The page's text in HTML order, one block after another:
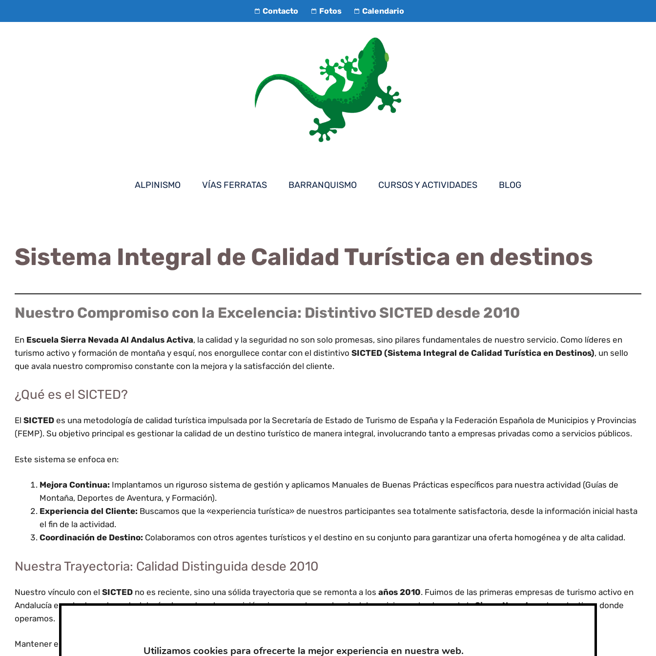
Contacto Fotos Calendario
ALPINISMO VÍAS FERRATAS BARRANQUISMO CURSOS Y ACTIVIDADES BLOG
Sistema Integral de Calidad Turística en destinos
Nuestro Compromiso con la Excelencia: Distintivo SICTED desde 2010
En Escuela Sierra Nevada Al Andalus Activa, la calidad y la seguridad no son solo promesas, sino pilares fundamentales de nuestro servicio. Como líderes en
turismo activo y formación de montaña y esquí, nos enorgullece contar con el distintivo SICTED (Sistema Integral de Calidad Turística en Destinos), un sello
que avala nuestro compromiso constante con la mejora y la satisfacción del cliente.
¿Qué es el SICTED?
El SICTED es una metodología de calidad turística impulsada por la Secretaría de Estado de Turismo de España y la Federación Española de Municipios y Provincias
(FEMP). Su objetivo principal es gestionar la calidad de un destino turístico de manera integral, involucrando tanto a empresas privadas como a servicios públicos.
Este sistema se enfoca en:
Mejora Continua: Implantamos un riguroso sistema de gestión y aplicamos Manuales de Buenas Prácticas específicos para nuestra actividad (Guías de
Montaña, Deportes de Aventura, y Formación).
Experiencia del Cliente: Buscamos que la «experiencia turística» de nuestros participantes sea totalmente satisfactoria, desde la información inicial hasta
el fin de la actividad.
Coordinación de Destino: Colaboramos con otros agentes turísticos y el destino en su conjunto para garantizar una oferta homogénea y de alta calidad.
Nuestra Trayectoria: Calidad Distinguida desde 2010
Nuestro vínculo con el SICTED no es reciente, sino una sólida trayectoria que se remonta a los años 2010. Fuimos de las primeras empresas de turismo activo en
Andalucía en adoptar esta metodología, demostrando una visión pionera en la excelencia del servicio en el entorno de laSierra Nevaday otros destinos donde
operamos.
Mantener el distintivo
Utilizamos cookies para ofrecerte la mejor experiencia en nuestra web.